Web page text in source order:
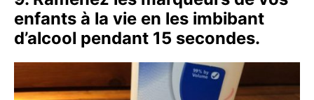
enfants à la vie en les imbibant
d’alcool pendant 15 secondes.